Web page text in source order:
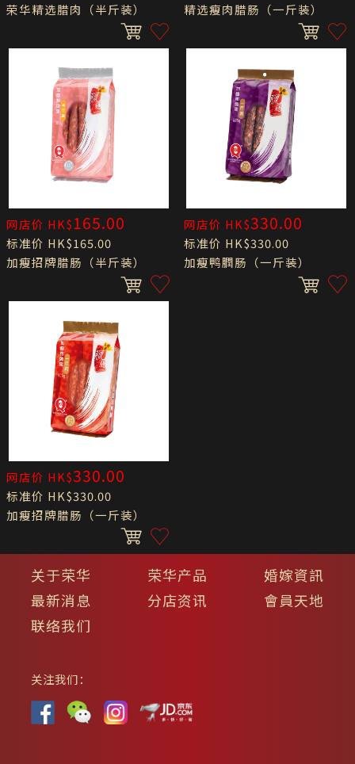
荣华精选腊肉（半斤装）
精选瘦肉腊肠（一斤装）
网店价 HK$165.00
标准价 HK$165.00
加瘦招牌腊肠（半斤装）
网店价 HK$330.00
标准价 HK$330.00
加瘦鸭膶肠（一斤装）
网店价 HK$330.00
标准价 HK$330.00
加瘦招牌腊肠（一斤装）
关于荣华 荣华产品
婚嫁資訊
最新消息
分店资讯
會員天地
联络我们
关注我们：